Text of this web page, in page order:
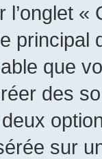
l’onglet
principal
que
des
sur